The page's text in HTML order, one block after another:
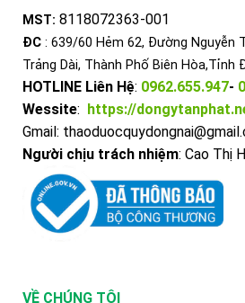
MST: 8118072363-001
ĐC : 639/60 Hẻm 62, Đường Nguyễn
Trảng Dài, Thành Phố Biên Hòa,Tỉnh
HOTLINE Liên Hệ: 0962.655.947-
Wessite: https://
Gmail:
Người chịu trách nhiệm: Cao Thị
VỀ CHÚNG TÔI